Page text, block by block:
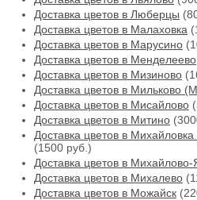
Доставка цветов в Люберцы
Доставка цветов в Малаховка
Доставка цветов в Марусино
Доставка цветов в Менделеево
Доставка цветов в Мизиново
Доставка цветов в Мильково
Доставка цветов в Мисайлово
Доставка цветов в Митино
Доставка цветов в
(1500 руб.)
Доставка цветов в Михайлово-
Доставка цветов в Михалево
Доставка цветов в Можайск